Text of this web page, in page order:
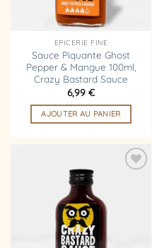
EPICERIE FINE
Sauce Piquante Ghost
Pepper & Mangue 100ml,
Crazy Bastard Sauce
6,99 €
AJOUTER AU PANIER